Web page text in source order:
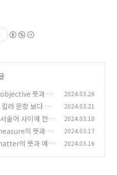
objective 뜻과 예
2024.03.26
러 문항 보다 더
2024.03.21
술어 사이에 전치
턴
(49)
2024.03.18
의 뜻과 예
2024.03.17
의 뜻과 예문 2024.03.16